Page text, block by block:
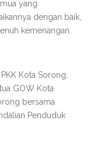
yang
dengan baik,
kemenangan
Kota Sorong,
GOW Kota
bersama
Penduduk